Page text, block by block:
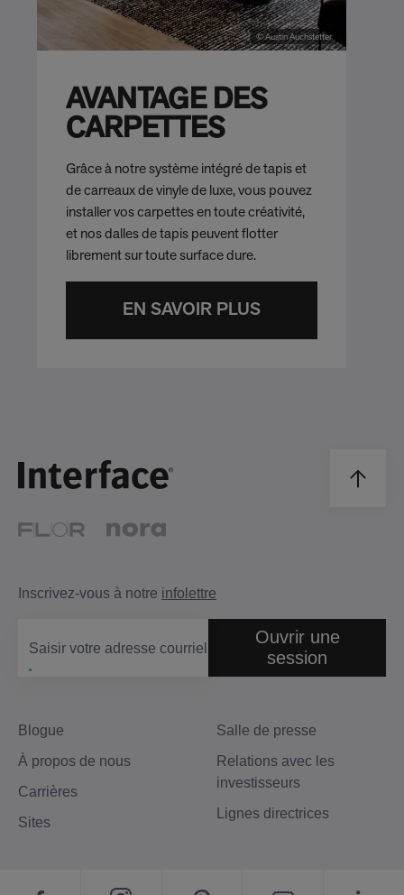
© Austin Auchstetter
AVANTAGE DES
CARPETTES
Grâce à notre système intégré de tapis et
de carreaux de vinyle de luxe, vous pouvez
installer vos carpettes en toute créativité,
et nos dalles de tapis peuvent flotter
librement sur toute surface dure.
EN SAVOIR PLUS
Blogue
À propos de nous
Carrières
Sites
Salle de presse
Relations avec les
investisseurs
Lignes directrices
Inscrivez-vous à notre infolettre
Saisir votre adresse courriel
Ouvrir une
session